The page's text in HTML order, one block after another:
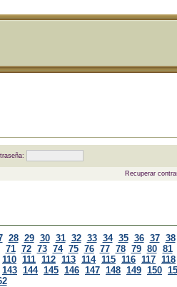
Recuperar
28 29 30 31 32 33 34 35 36 37 38
71 72 73 74 75 76 77 78 79 80 81
110 111 112 113 114 115 116 117 118
143 144 145 146 147 148 149 150